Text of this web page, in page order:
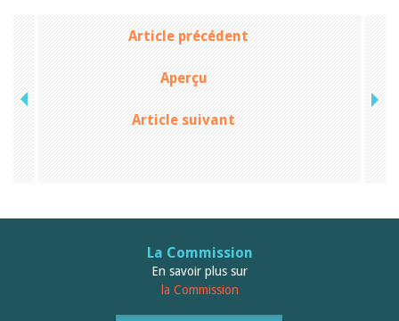
2020
2019
2018
2017
2016
2015
2014
2013
2012
Article précédent
Aperçu
Article suivant
La Commission
En savoir plus sur
la Commission